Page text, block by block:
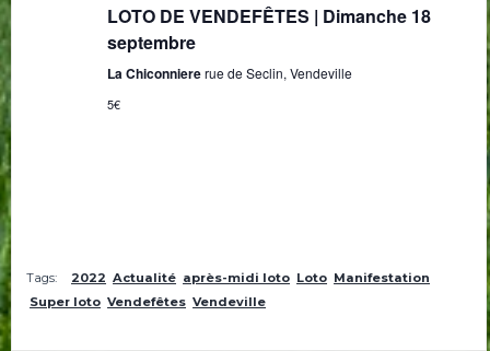
LOTO DE VENDEFÊTES | Dimanche 18
septembre
La Chiconniererue de Seclin, Vendeville
5€
Tags: 2022 Actualité après-midi loto Loto Manifestation
Super loto Vendefêtes Vendeville